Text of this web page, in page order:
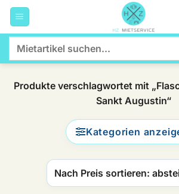
Zum
Inhalt
springen
nach:
Produkte verschlagwortet mit
Sankt Augustin“
Kategorien